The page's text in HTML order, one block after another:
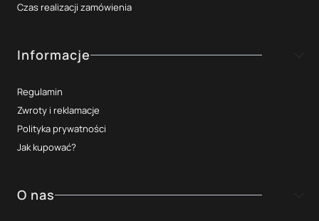
Czas realizacji zamówienia
Informacje
Regulamin
Zwroty i reklamacje
Polityka prywatności
Jak kupować?
O nas